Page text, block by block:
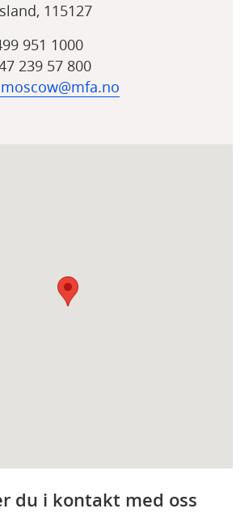
115127
951 1000
239 57 800
du i kontakt med oss